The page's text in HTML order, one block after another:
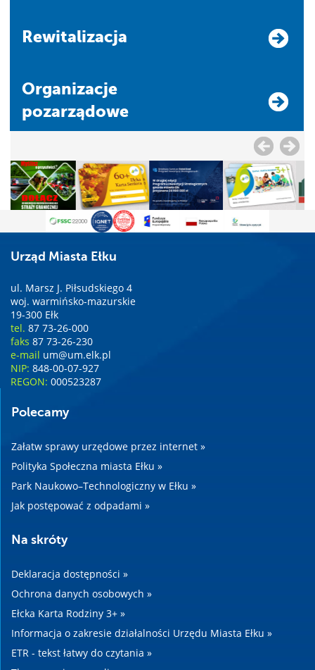
Rewitalizacja
Organizacje
pozarządowe
Urząd Miasta Ełku
ul. Marsz J. Piłsudskiego 4
woj. warmińsko-mazurskie
19-300 Ełk
tel. 87 73-26-000
faks 87 73-26-230
e-mail um@um.elk.pl
NIP: 848-00-07-927
REGON: 000523287
Polecamy
Załatw sprawy urzędowe przez internet »
Polityka Społeczna miasta Ełku »
Park Naukowo–Technologiczny w Ełku »
Jak postępować z odpadami »
Na skróty
Deklaracja dostępności »
Ochrona danych osobowych »
Ełcka Karta Rodziny 3+ »
Informacja o zakresie działalności Urzędu Miasta Ełku »
ETR - tekst łatwy do czytania »